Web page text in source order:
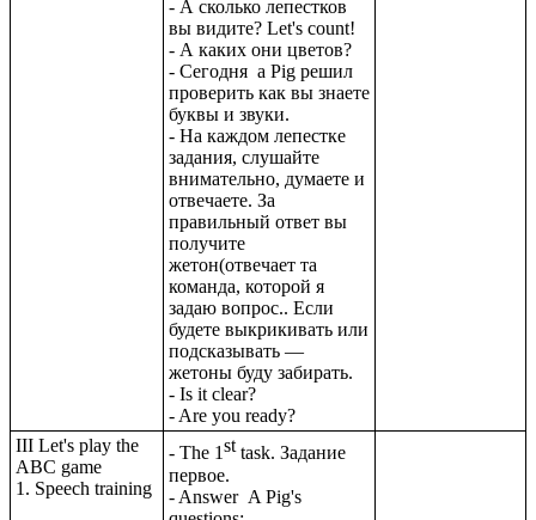
- А сколько лепестков
вы видите? Let's count!
- А каких они цветов?
- Сегодня a Pig решил
проверить как вы знаете
буквы и звуки.
- На каждом лепестке
задания, слушайте
внимательно, думаете и
отвечаете. За
правильный ответ вы
получите
жетон(отвечает та
команда, которой я
задаю вопрос.. Если
будете выкрикивать или
подсказывать —
жетоны буду забирать.
- Is it clear?
- Are you ready?
III Let's play the
ABC game
1. Speech training
- The 1sttask. Задание
первое.
- Answer A Pig's